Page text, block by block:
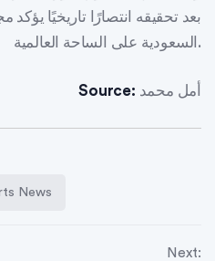
بعد تحقيقه انتصارًا تاريخيًا
السعودية على الساحة العالمية.
Source: أمل محمد
News
Next: